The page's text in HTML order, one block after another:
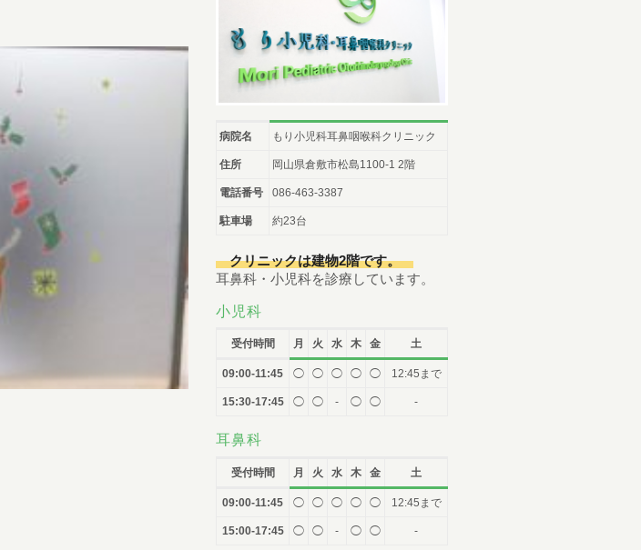
小児科午後の診療について
14:30~15:30までは予防注射、乳児健診の時間です。
一般診療は16:00~18:00となります。
ただし、重症な方、緊急を要する方は診療させてい
ただきます。
尾内医師によるアレルギー外来と予防接種・健診は
完全予約です。前日までに直接クリニックに電話を
下記の時間の予約が可能です。
小児科
午前 07:00-11:00
順番予約は午前中に午後の予約・受付はできません。
086-463-3387
病院名 もり小児科耳鼻咽喉科クリニック
住所 岡山県倉敷市松島1100-1 2階
電話番号 086-463-3387
駐車場 約23台
クリニックは建物2階です。
耳鼻科・小児科を診療しています。
小児科
受付時間 月 火 水 木 金 土
09:00-11:45 ◯ ◯ ◯ ◯ ◯ 12:45まで
15:30-17:45 ◯ ◯ - ◯ ◯ -
耳鼻科
受付時間 月 火 水 木 金 土
09:00-11:45 ◯ ◯ ◯ ◯ ◯ 12:45まで
15:00-17:45 ◯ ◯ - ◯ ◯ -